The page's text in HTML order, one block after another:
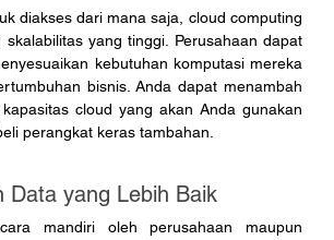
diakses dari mana saja, cloud computing
skalabilitas yang tinggi. Perusahaan dapat
kebutuhan komputasi mereka
bisnis. Anda dapat menambah
cloud yang akan Anda gunakan
perangkat keras tambahan.
Data yang Lebih Baik
mandiri oleh perusahaan maupun